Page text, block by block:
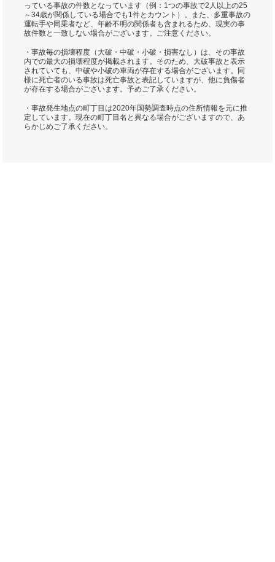
っている事故の件数となっています（例：1つの事故で2人以上の25
～34歳が関係している場合でも1件とカウント）。また、多重事故の
運転手や同乗者など、年齢不明の関係者も含まれるため、現実の事
故件数と一致しない場合がございます。ご注意ください。
・事故毎の損壊程度（大破・中破・小破・損害なし）は、その事故
内での最大の損壊程度が掲載されます。そのため、大破事故と表示
されていても、中破や小破の車両が存在する場合がございます。同
様に死亡者のいる事故は死亡事故と表記していますが、他に負傷者
が存在する場合がございます。予めご了承ください。
・事故発生地点の町丁目は2020年国勢調査時点の住所情報を元に推
定しています。現在の町丁目名と異なる場合がございますので、あ
らかじめご了承ください。